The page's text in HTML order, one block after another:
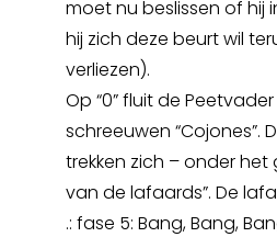
moet nu beslissen of
hij zich deze beurt wil
verliezen).
Op “0” fluit de
schreeuwen
trekken zich – onder
van de lafaards”. De
.: fase 5: Bang, Bang,